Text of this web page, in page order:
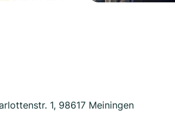
1, 98617 Meiningen